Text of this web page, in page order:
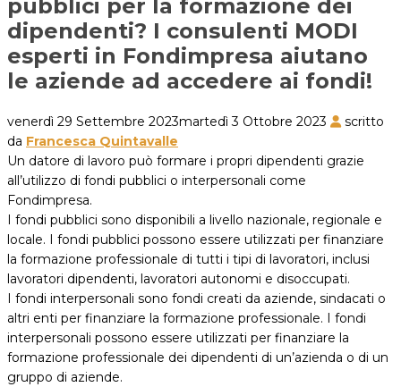
pubblici per la formazione dei
dipendenti? I consulenti MODI
esperti in Fondimpresa aiutano
le aziende ad accedere ai fondi!
venerdì 29 Settembre 2023martedì 3 Ottobre 2023
scritto
da Francesca Quintavalle
Un datore di lavoro può formare i propri dipendenti grazie
all’utilizzo di fondi pubblici o interpersonali come
Fondimpresa.
I fondi pubblici sono disponibili a livello nazionale, regionale e
locale. I fondi pubblici possono essere utilizzati per finanziare
la formazione professionale di tutti i tipi di lavoratori, inclusi
lavoratori dipendenti, lavoratori autonomi e disoccupati.
I fondi interpersonali sono fondi creati da aziende, sindacati o
altri enti per finanziare la formazione professionale. I fondi
interpersonali possono essere utilizzati per finanziare la
formazione professionale dei dipendenti di un’azienda o di un
gruppo di aziende.